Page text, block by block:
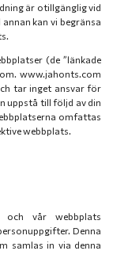
är otillgänglig vid
kan vi begränsa
(de ”länkade
www.jahonts.com
tar inget ansvar för
uppstå till följd av din
omfattas
webbplats.
och vår webbplats
Denna
samlas in via denna